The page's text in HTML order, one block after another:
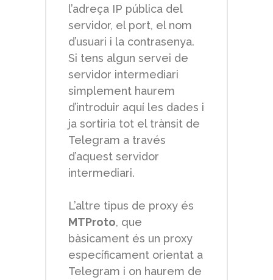
l’adreça IP pública del
servidor, el port, el nom
d’usuari i la contrasenya.
Si tens algun servei de
servidor intermediari
simplement haurem
d’introduir aquí les dades i
ja sortiria tot el trànsit de
Telegram a través
d’aquest servidor
intermediari.
L’altre tipus de proxy és
MTProto, que
bàsicament és un proxy
específicament orientat a
Telegram i on haurem de